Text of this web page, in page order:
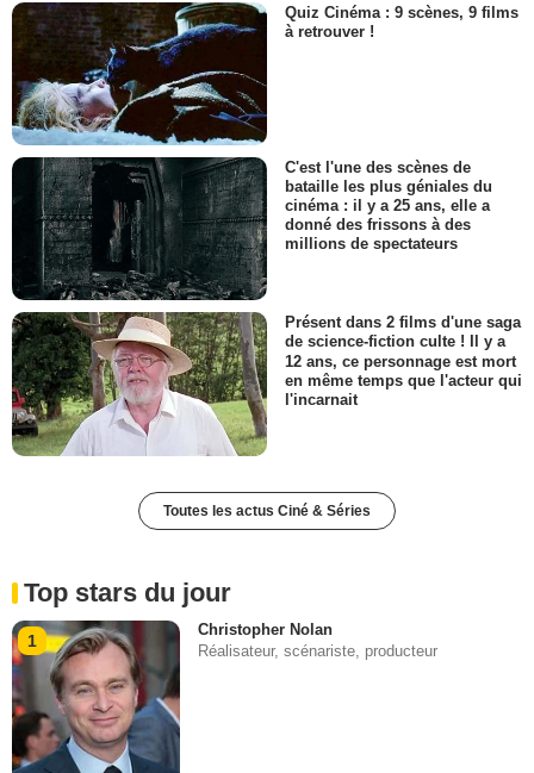
Quiz Cinéma : 9 scènes, 9 films
à retrouver !
C'est l'une des scènes de
bataille les plus géniales du
cinéma : il y a 25 ans, elle a
donné des frissons à des
millions de spectateurs
Présent dans 2 films d'une saga
de science-fiction culte ! Il y a
12 ans, ce personnage est mort
en même temps que l'acteur qui
l'incarnait
Toutes les actus Ciné & Séries
Top stars du jour
1
Christopher Nolan
Réalisateur, scénariste, producteur